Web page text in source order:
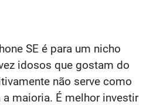
SE é para um nicho
idosos que gostam do
não serve como
maioria. É melhor investir